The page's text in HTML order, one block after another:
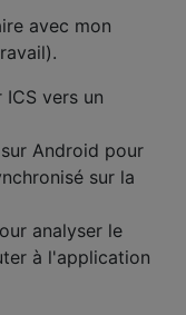
avec mon
vers un
Android pour
sur la
analyser le
à l'application